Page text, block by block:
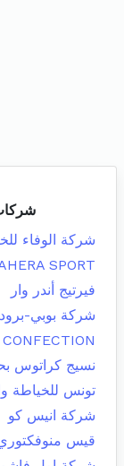
شركة الوفاء
SPORT
فيرتيج أندر وار
شركة بوبي-برود
نسيج كراتوس
تونس للخياطة
شركة انيس كو
قيس